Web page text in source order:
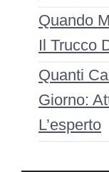
Quando
Il Trucco
Quanti
Giorno:
L’esperto